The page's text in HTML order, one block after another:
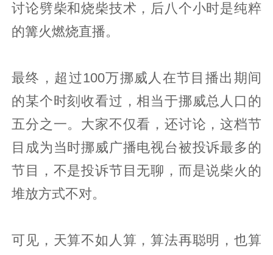
讨论劈柴和烧柴技术，后八个小时是纯粹
的篝火燃烧直播。
最终，超过100万挪威人在节目播出期间
的某个时刻收看过，相当于挪威总人口的
五分之一。大家不仅看，还讨论，这档节
目成为当时挪威广播电视台被投诉最多的
节目，不是投诉节目无聊，而是说柴火的
堆放方式不对。
可见，天算不如人算，算法再聪明，也算